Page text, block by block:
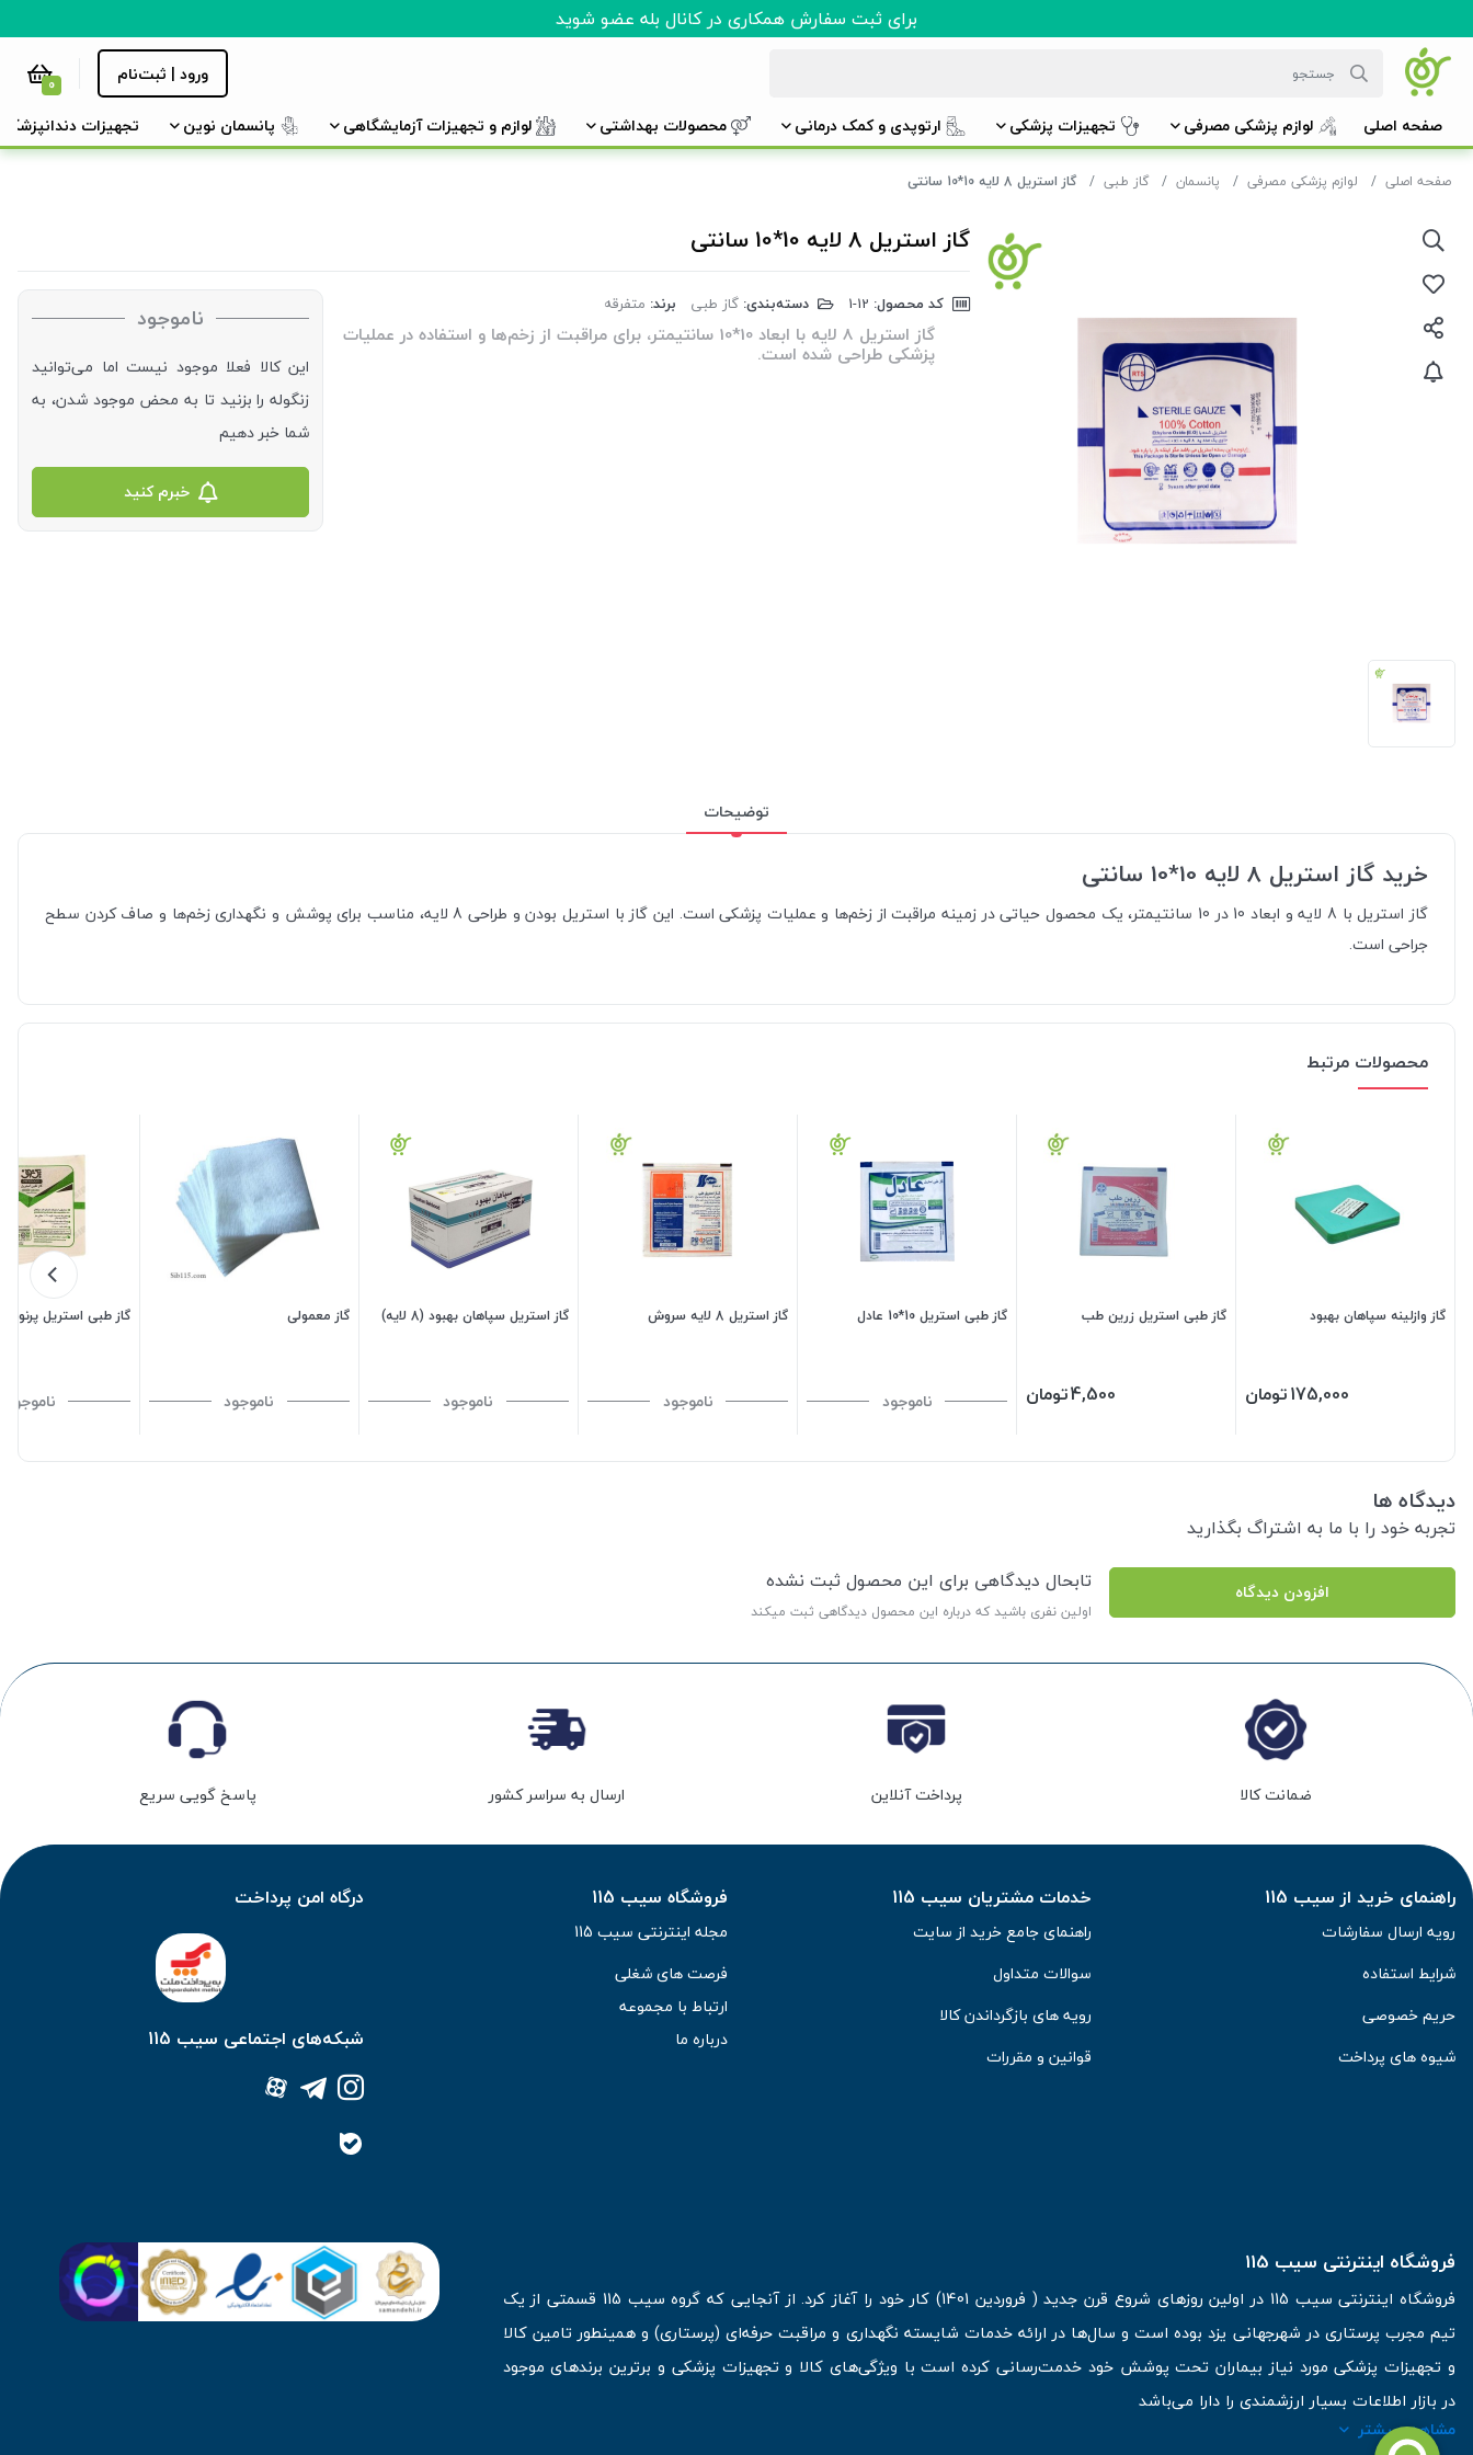
برای ثبت سفارش همکاری در کانال بله عضو شوید
ورود | ثبت‌نام 0
صفحه اصلی لوازم پزشکی مصرفی تجهیزات پزشکی ارتوپدی و کمک درمانی محصولات بهداشتی لوازم و تجهیزات آزمایشگاهی پانسمان نوین تجهیزات دندانپزشکی
صفحه اصلی لوازم پزشکی مصرفی پانسمان گاز طبی گاز استریل 8 لایه 10*10 سانتی
گاز استریل 8 لایه 10*10 سانتی
کد محصول: دسته‌بندی: گاز طبی برند: متفرقه
گاز استریل 8 لایه با ابعاد 10*10 سانتیمتر، برای مراقبت از زخم‌ها و استفاده در عملیات
پزشکی طراحی شده است.
ناموجود
این کالا فعلا موجود نیست اما می‌توانید
زنگوله را بزنید تا به محض موجود شدن، به
شما خبر دهیم
خبرم کنید
توضیحات
خرید گاز استریل 8 لایه 10*10 سانتی
گاز استریل با 8 لایه و ابعاد 10 در 10 سانتیمتر، یک محصول حیاتی در زمینه مراقبت از زخم‌ها و عملیات پزشکی است. این گاز با استریل بودن و طراحی 8 لایه، مناسب برای پوشش و نگهداری زخم‌ها و صاف کردن سطح
جراحی است.
محصولات مرتبط
گاز وازلینه سپاهان بهبود
175,000تومان
گاز طبی استریل زرین طب
4,500تومان
گاز طبی استریل 10*10 عادل
ناموجود
گاز استریل 8 لایه سروش
ناموجود
گاز استریل سپاهان بهبود (8 لایه)
ناموجود
گاز معمولی
ناموجود
گاز طبی استریل پرنون
ناموجود
دیدگاه ها
تجربه خود را با ما به اشتراگ بگذارید
افزودن دیدگاه تابحال دیدگاهی برای این محصول ثبت نشده
اولین نفری باشید که درباره این محصول دیدگاهی ثبت میکند
ضمانت کالا پرداخت آنلاین ارسال به سراسر کشور پاسخ گویی سریع
راهنمای خرید از سیب 115
رویه ارسال سفارشات
شرایط استفاده
حریم خصوصی
شیوه های پرداخت
خدمات مشتریان سیب 115
راهنمای جامع خرید از سایت
سوالات متداول
رویه های بازگرداندن کالا
قوانین و مقررات
فروشگاه سیب 115
مجله اینترنتی سیب 115
فرصت های شغلی
ارتباط با مجموعه
درباره ما
درگاه امن پرداخت
شبکه‌های اجتماعی سیب 115
فروشگاه اینترنتی سیب 115
فروشگاه اینترنتی سیب 115 در اولین روزهای شروع قرن جدید ( فروردین 1401) کار خود را آغاز کرد. از آنجایی که گروه سیب 115 قسمتی از یک
تیم مجرب پرستاری در شهرجهانی یزد بوده است و سال‌ها در ارائه خدمات شایسته نگهداری و مراقبت حرفه‌ای (پرستاری) و همینطور تامین کالا
و تجهیزات پزشکی مورد نیاز بیماران تحت پوشش خود خدمت‌رسانی کرده است با ویژگی‌های کالا و تجهیزات پزشکی و برترین برندهای موجود
در بازار اطلاعات بسیار ارزشمندی را دارا می‌باشد
مشاهده بیشتر